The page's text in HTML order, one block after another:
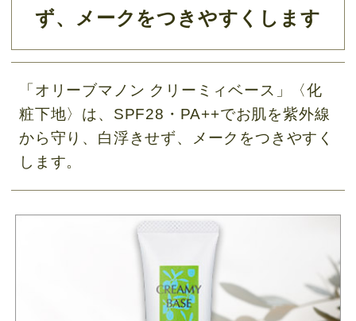
ず、メークをつきやすくします
「オリーブマノン クリーミィベース」〈化
粧下地〉は、SPF28・PA++でお肌を紫外線
から守り、白浮きせず、メークをつきやすく
します。